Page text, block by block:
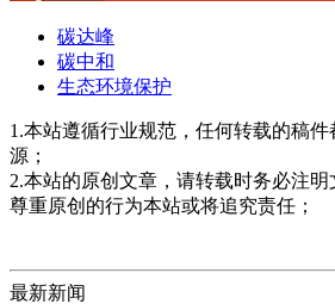
碳达峰
碳中和
生态环境保护
1.本站遵循行业规范，任何转载的稿
源；
2.本站的原创文章，请转载时务必注
尊重原创的行为本站或将追究责任；
最新新闻